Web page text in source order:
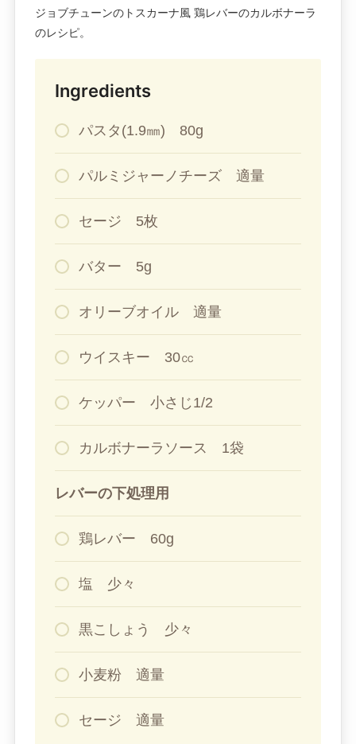
ジョブチューンのトスカーナ風 鶏レバーのカルボナーラ
のレシピ。
Ingredients
パスタ(1.9㎜) 80g
パルミジャーノチーズ 適量
セージ 5枚
バター 5g
オリーブオイル 適量
ウイスキー 30㏄
ケッパー 小さじ1/2
カルボナーラソース 1袋
レバーの下処理用
鶏レバー 60g
塩 少々
黒こしょう 少々
小麦粉 適量
セージ 適量